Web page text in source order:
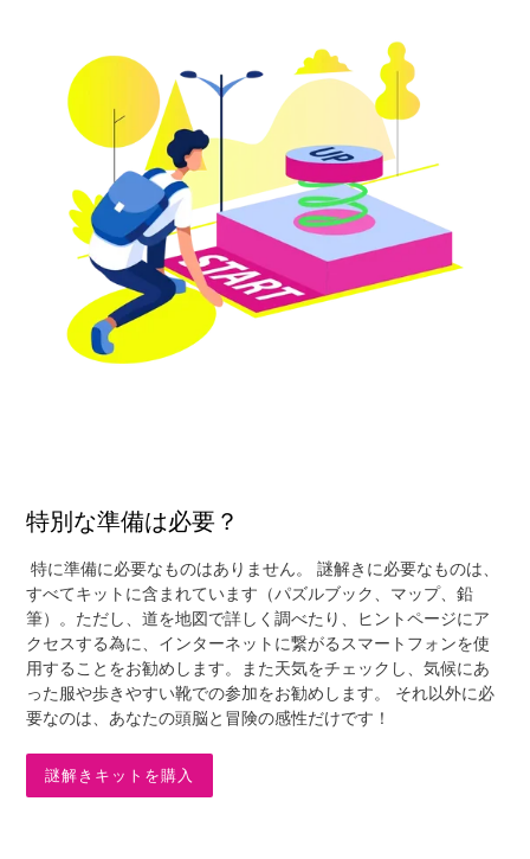
特別な準備は必要？
特に準備に必要なものはありません。 謎解きに必要なものは、
すべてキットに含まれています（パズルブック、マップ、鉛
筆）。ただし、道を地図で詳しく調べたり、ヒントページにア
クセスする為に、インターネットに繋がるスマートフォンを使
用することをお勧めします。また天気をチェックし、気候にあ
った服や歩きやすい靴での参加をお勧めします。 それ以外に必
要なのは、あなたの頭脳と冒険の感性だけです！
謎解きキットを購入